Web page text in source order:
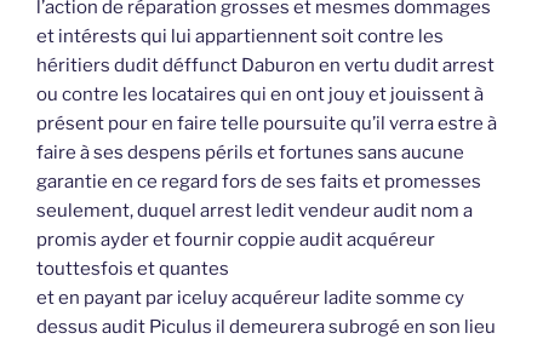
l’action de réparation grosses et mesmes dommages
et intérests qui lui appartiennent soit contre les
héritiers dudit déffunct Daburon en vertu dudit arrest
ou contre les locataires qui en ont jouy et jouissent à
présent pour en faire telle poursuite qu’il verra estre à
faire à ses despens périls et fortunes sans aucune
garantie en ce regard fors de ses faits et promesses
seulement, duquel arrest ledit vendeur audit nom a
promis ayder et fournir coppie audit acquéreur
touttesfois et quantes
et en payant par iceluy acquéreur ladite somme cy
dessus audit Piculus il demeurera subrogé en son lieu